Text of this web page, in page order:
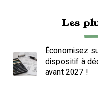
Les
Économisez
dispositif à
avant 2027 !